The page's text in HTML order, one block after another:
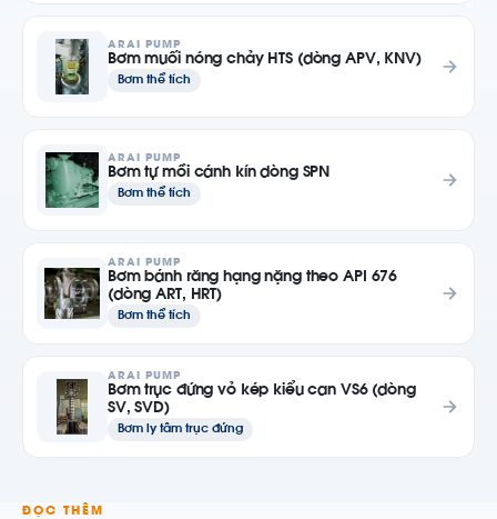
ARAI PUMP
Bơm muối nóng chảy HTS (dòng APV, KNV)
Bơm thể tích
ARAI PUMP
Bơm tự mồi cánh kín dòng SPN
Bơm thể tích
ARAI PUMP
Bơm bánh răng hạng nặng theo API 676
(dòng ART, HRT)
Bơm thể tích
ARAI PUMP
Bơm trục đứng vỏ kép kiểu can VS6 (dòng
SV, SVD)
Bơm ly tâm trục đứng
ĐỌC THÊM